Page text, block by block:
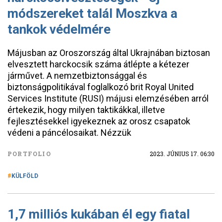
módszereket talál Moszkva a
tankok védelmére
Májusban az Oroszország által Ukrajnában biztosan
elvesztett harckocsik száma átlépte a kétezer
járművet. A nemzetbiztonsággal és
biztonságpolitikával foglalkozó brit Royal United
Services Institute (RUSI) májusi elemzésében arról
értekezik, hogy milyen taktikákkal, illetve
fejlesztésekkel igyekeznek az orosz csapatok
védeni a páncélosaikat. Nézzük
PORTFOLIO 2023. JÚNIUS 17. 06:30
KÜLFÖLD
1,7 milliós kukában él egy fiatal